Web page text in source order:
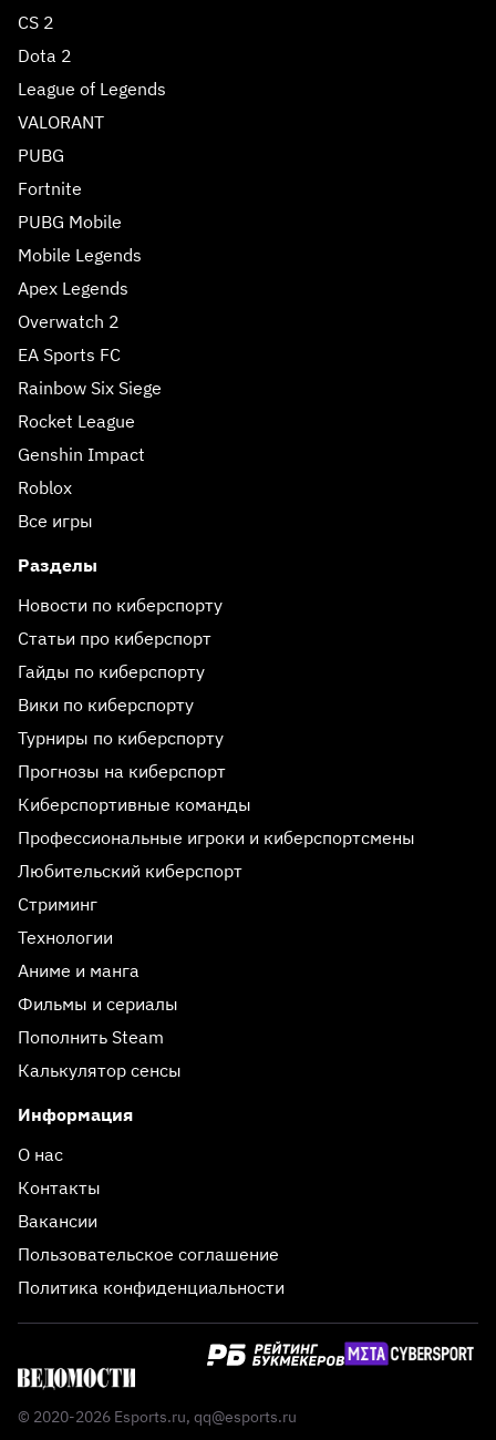
CS 2
Dota 2
League of Legends
VALORANT
PUBG
Fortnite
PUBG Mobile
Mobile Legends
Apex Legends
Overwatch 2
EA Sports FC
Rainbow Six Siege
Rocket League
Genshin Impact
Roblox
Все игры
Разделы
Новости по киберспорту
Статьи про киберспорт
Гайды по киберспорту
Вики по киберспорту
Турниры по киберспорту
Прогнозы на киберспорт
Киберспортивные команды
Профессиональные игроки и киберспортсмены
Любительский киберспорт
Стриминг
Технологии
Аниме и манга
Фильмы и сериалы
Пополнить Steam
Калькулятор сенсы
Информация
О нас
Контакты
Вакансии
Пользовательское соглашение
Политика конфиденциальности
© 2020-2026 Esports.ru, qq@esports.ru